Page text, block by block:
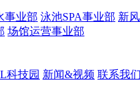
事业部 泳池SPA事业部 新
场馆运营事业部
科技园 新闻&视频 联系我们